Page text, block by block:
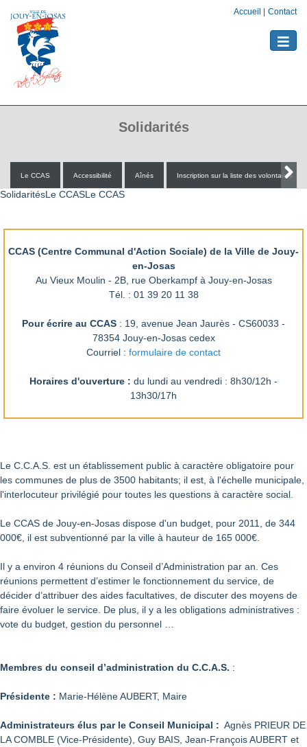
Accueil Contact
Toggle
Solidarités
Le CCAS Accessibilité Aînés Inscription sur la liste des volontaires
SolidaritésLe CCASLe CCAS
CCAS (Centre Communal d'Action Sociale) de la Ville de Jouy-
en-Josas
Au Vieux Moulin - 2B, rue Oberkampf à Jouy-en-Josas
Tél. : 01 39 20 11 38
Pour écrire au CCAS : 19, avenue Jean Jaurès - CS60033 -
78354 Jouy-en-Josas cedex
Courriel : formulaire de contact
Horaires d'ouverture : du lundi au vendredi : 8h30/12h -
13h30/17h
Le C.C.A.S. est un établissement public à caractère obligatoire pour
les communes de plus de 3500 habitants; il est, à l'échelle municipale,
l'interlocuteur privilégié pour toutes les questions à caractère social.
Le CCAS de Jouy-en-Josas dispose d'un budget, pour 2011, de 344
000€, il est subventionné par la ville à hauteur de 165 000€.
Il y a environ 4 réunions du Conseil d’Administration par an. Ces
réunions permettent d’estimer le fonctionnement du service, de
décider d’attribuer des aides facultatives, de discuter des moyens de
faire évoluer le service. De plus, il y a les obligations administratives :
vote du budget, gestion du personnel …
Membres du conseil d’administration du C.C.A.S. :
Présidente : Marie-Hélène AUBERT, Maire
Administrateurs élus par le Conseil Municipal : Agnès PRIEUR DE
LA COMBLE (Vice-Présidente), Guy BAIS, Jean-François AUBERT et